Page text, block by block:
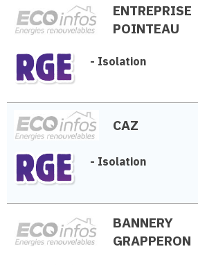
ENTREPRISE
POINTEAU
- Isolation
CAZ
- Isolation
BANNERY
GRAPPERON